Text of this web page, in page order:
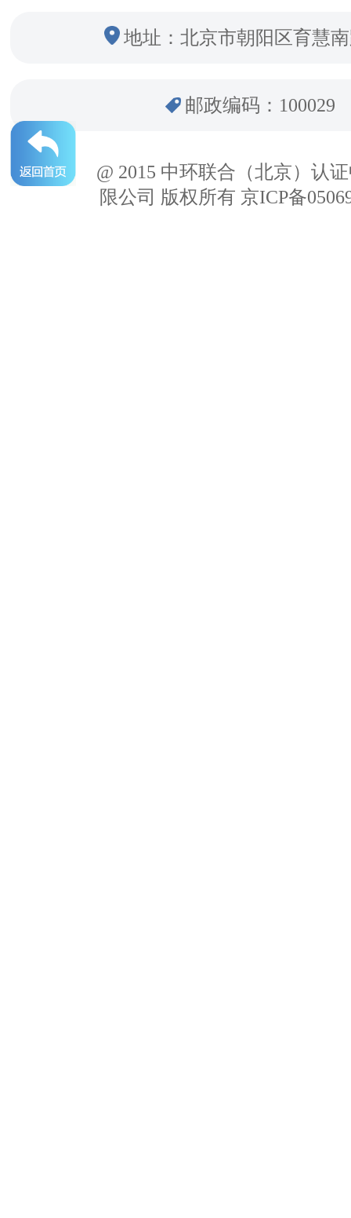
地址：北京市朝阳区育慧
邮政编码：100029
@ 2015 中环联合（北京）认
限公司 版权所有 京ICP备